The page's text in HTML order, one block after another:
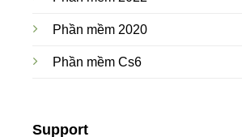
Phần mềm 2020
Phần mềm Cs6
Support